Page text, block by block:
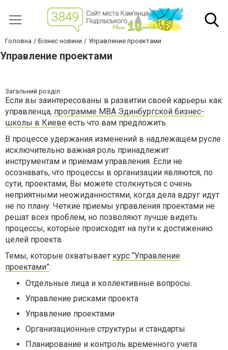
Головна Бізнес новини Управление проектами
Управление проектами
Загальний розділ
Если вы заинтересованы в развитии своей карьеры как
управленца, программе МВА Эдинбургской бизнес-
школы в Киеве есть что вам предложить.
В процессе удержания изменений в надлежащем русле
исключительно важная роль принадлежит
инструментам и приемам управления. Если не
осознавать, что процессы в организации являются, по
сути, проектами, Вы можете столкнуться с очень
неприятными неожиданностями, когда дела вдруг идут
не по плану. Четкие приемы управления проектами не
решат всех проблем, но позволяют лучше видеть
процессы, которые происходят на пути к достижению
целей проекта.
Темы, которые охватывает курс “Управление
проектами”:
Отдельные лица и коллективные вопросы
Управление рисками проекта
Управление проектами
Организационные структуры и стандарты
Планирование и контроль временного учета